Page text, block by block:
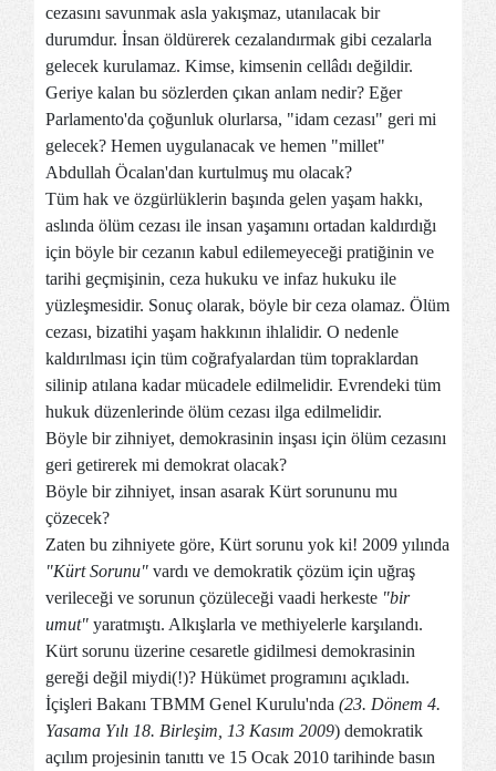
cezasını savunmak asla yakışmaz, utanılacak bir
durumdur. İnsan öldürerek cezalandırmak gibi cezalarla
gelecek kurulamaz. Kimse, kimsenin cellâdı değildir.
Geriye kalan bu sözlerden çıkan anlam nedir? Eğer
Parlamento'da çoğunluk olurlarsa, "idam cezası" geri mi
gelecek? Hemen uygulanacak ve hemen "millet"
Abdullah Öcalan'dan kurtulmuş mu olacak?
Tüm hak ve özgürlüklerin başında gelen yaşam hakkı,
aslında ölüm cezası ile insan yaşamını ortadan kaldırdığı
için böyle bir cezanın kabul edilemeyeceği pratiğinin ve
tarihi geçmişinin, ceza hukuku ve infaz hukuku ile
yüzleşmesidir. Sonuç olarak, böyle bir ceza olamaz. Ölüm
cezası, bizatihi yaşam hakkının ihlalidir. O nedenle
kaldırılması için tüm coğrafyalardan tüm topraklardan
silinip atılana kadar mücadele edilmelidir. Evrendeki tüm
hukuk düzenlerinde ölüm cezası ilga edilmelidir.
Böyle bir zihniyet, demokrasinin inşası için ölüm cezasını
geri getirerek mi demokrat olacak?
Böyle bir zihniyet, insan asarak Kürt sorununu mu
çözecek?
Zaten bu zihniyete göre, Kürt sorunu yok ki! 2009 yılında
"Kürt Sorunu" vardı ve demokratik çözüm için uğraş
verileceği ve sorunun çözüleceği vaadi herkeste "bir
umut" yaratmıştı. Alkışlarla ve methiyelerle karşılandı.
Kürt sorunu üzerine cesaretle gidilmesi demokrasinin
gereği değil miydi(!)? Hükümet programını açıkladı.
İçişleri Bakanı TBMM Genel Kurulu'nda (23. Dönem 4.
Yasama Yılı 18. Birleşim, 13 Kasım 2009) demokratik
açılım projesinin tanıttı ve 15 Ocak 2010 tarihinde basın